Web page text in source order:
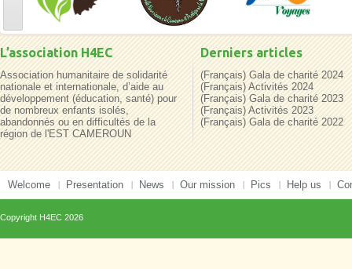
L’association H4EC
Association humanitaire de solidarité
nationale et internationale, d’aide au
développement (éducation, santé) pour
de nombreux enfants isolés,
abandonnés ou en difficultés de la
région de l'EST CAMEROUN
Derniers articles
(Français) Gala de charité 2024
(Français) Activités 2024
(Français) Gala de charité 2023
(Français) Activités 2023
(Français) Gala de charité 2022
Welcome Presentation News Our mission Pics Help us
Copyright H4EC 2026